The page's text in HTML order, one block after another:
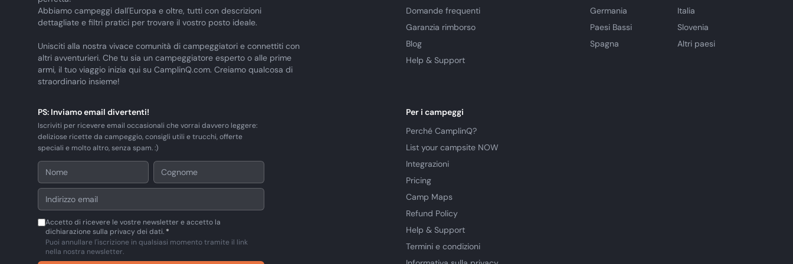
Abbiamo campeggi dall'Europa e oltre, tutti con descrizioni
dettagliate e filtri pratici per trovare il vostro posto ideale.
Unisciti alla nostra vivace comunità di campeggiatori e connettiti con
altri avventurieri. Che tu sia un campeggiatore esperto o alle prime
armi, il tuo viaggio inizia qui su CamplinQ.com. Creiamo qualcosa di
straordinario insieme!
Domande frequenti
Garanzia rimborso
Blog
Help & Support
Germania
Italia
Paesi Bassi
Slovenia
Spagna
Altri paesi
PS: Inviamo email divertenti!
Iscriviti per ricevere email occasionali che vorrai davvero leggere:
deliziose ricette da campeggio, consigli utili e trucchi, offerte
speciali e molto altro, senza spam. :)
Accetto di ricevere le vostre newsletter e accetto la
dichiarazione sulla privacy dei dati. *
Puoi annullare l'iscrizione in qualsiasi momento tramite il link
nella nostra newsletter.
Per i campeggi
Perché CamplinQ?
List your campsite NOW
Integrazioni
Pricing
Camp Maps
Refund Policy
Help & Support
Termini e condizioni